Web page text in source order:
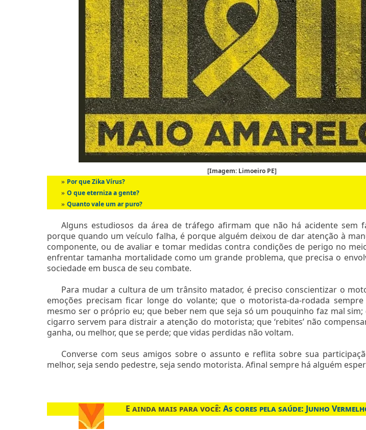
[Imagem: Limoeiro PE]
» Por que Zika Vírus?
» O que eterniza a gente?
» Quanto vale um ar puro?
Alguns estudiosos da área de tráfego afirmam que não há acidente sem
porque quando um veículo falha, é porque alguém deixou de dar atenção à
componente, ou de avaliar e tomar medidas contra condições de perigo no
enfrentar tamanha mortalidade como um grande problema, que precisa o
sociedade em busca de seu combate.
Para mudar a cultura de um trânsito matador, é preciso conscientizar o
emoções precisam ficar longe do volante; que o motorista-da-rodada
mesmo ser o próprio eu; que beber nem que seja só um pouquinho faz mal
cigarro servem para distrair a atenção do motorista; que ‘rebites’ não
ganha, ou melhor, que se perde; que vidas perdidas não voltam.
Converse com seus amigos sobre o assunto e reflita sobre sua
melhor, seja sendo pedestre, seja sendo motorista. Afinal sempre há alguém
E ainda mais para você:As cores pela saúde: Junho